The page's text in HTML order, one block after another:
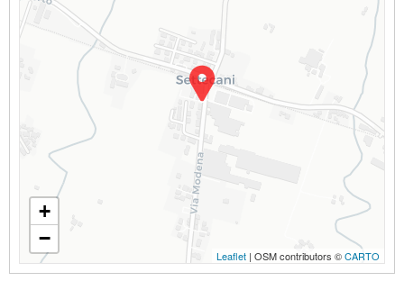
+
−
Leaflet | OSM contributors ©CARTO